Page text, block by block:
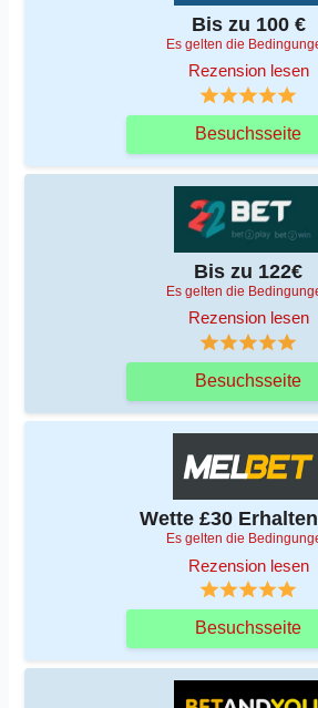
Bis zu 100 €
Es gelten die
Rezension lesen
Besuchsseite
Bis zu 122€
Es gelten die
Rezension lesen
Besuchsseite
Wette £30
Es gelten die
Rezension lesen
Besuchsseite